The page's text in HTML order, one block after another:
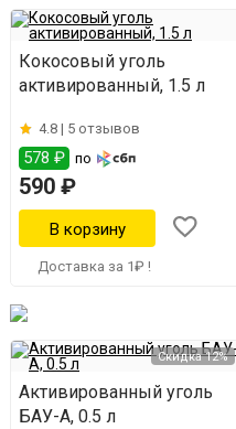
Кокосовый уголь
активированный, 1.5 л
4.8 | 5 отзывов
578 ₽ по
590 ₽
Доставка за 1₽ !
Скидка 12%
Активированный уголь
БАУ-А, 0.5 л